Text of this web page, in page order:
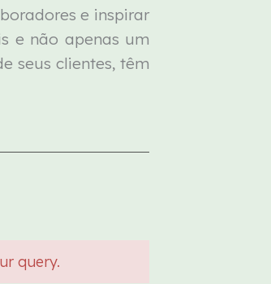
e inspirar
e não apenas um
seus clientes, têm
query.